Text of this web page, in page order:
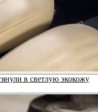
в светлую экокожу